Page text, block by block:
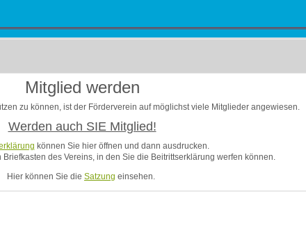
Mitglied werden
zu können, ist der Förderverein auf möglichst viele Mitglieder angewiesen.
Werden auch SIE Mitglied!
können Sie hier öffnen und dann ausdrucken.
des Vereins, in den Sie die Beitrittserklärung werfen können.
Hier können Sie die Satzung einsehen.